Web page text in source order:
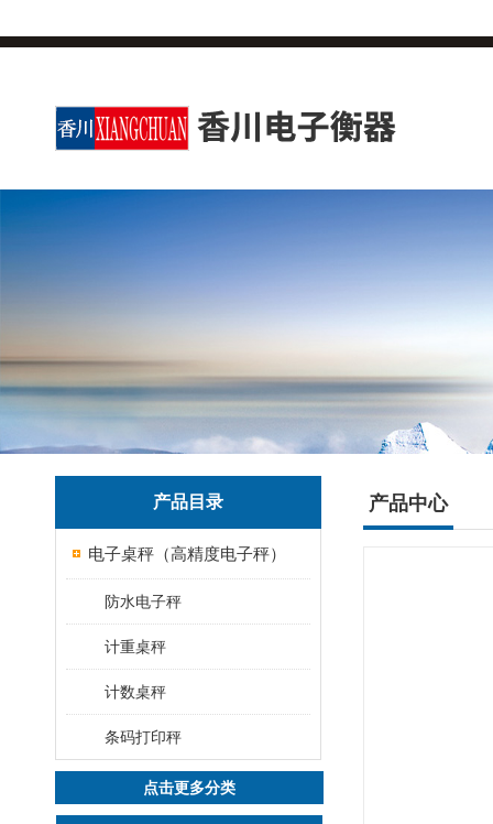
产品目录
电子桌秤（高精度电子秤）
防水电子秤
计重桌秤
计数桌秤
条码打印秤
点击更多分类
产品中心